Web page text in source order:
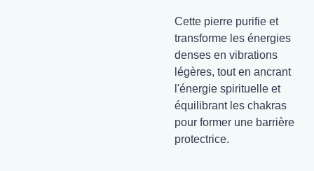
Cette pierre purifie et
transforme les énergies
denses en vibrations
légères, tout en ancrant
l'énergie spirituelle et
équilibrant les chakras
pour former une barrière
protectrice.